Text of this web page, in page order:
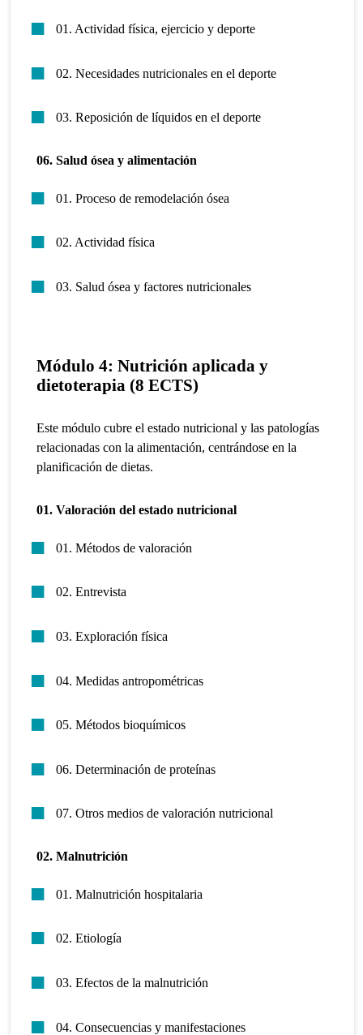
01. Actividad física, ejercicio y deporte
02. Necesidades nutricionales en el deporte
03. Reposición de líquidos en el deporte
06. Salud ósea y alimentación
01. Proceso de remodelación ósea
02. Actividad física
03. Salud ósea y factores nutricionales
Módulo 4: Nutrición aplicada y
dietoterapia (8 ECTS)
Este módulo cubre el estado nutricional y las patologías
relacionadas con la alimentación, centrándose en la
planificación de dietas.
01. Valoración del estado nutricional
01. Métodos de valoración
02. Entrevista
03. Exploración física
04. Medidas antropométricas
05. Métodos bioquímicos
06. Determinación de proteínas
07. Otros medios de valoración nutricional
02. Malnutrición
01. Malnutrición hospitalaria
02. Etiología
03. Efectos de la malnutrición
04. Consecuencias y manifestaciones